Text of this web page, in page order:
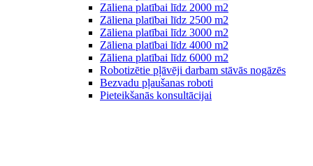
Zāliena platībai līdz 2000 m2
Zāliena platībai līdz 2500 m2
Zāliena platībai līdz 3000 m2
Zāliena platībai līdz 4000 m2
Zāliena platībai līdz 6000 m2
Robotizētie pļāvēji darbam stāvās nogāzēs
Bezvadu pļaušanas roboti
Pieteikšanās konsultācijai